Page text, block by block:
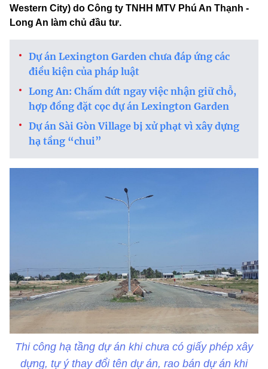
Western City) do Công ty TNHH MTV Phú An Thạnh -
Long An làm chủ đầu tư.
Dự án Lexington Garden chưa đáp ứng các
điều kiện của pháp luật
Long An: Chấm dứt ngay việc nhận giữ chỗ,
hợp đồng đặt cọc dự án Lexington Garden
Dự án Sài Gòn Village bị xử phạt vì xây dựng
hạ tầng “chui”
Thi công hạ tầng dự án khi chưa có giấy phép xây
dựng, tự ý thay đổi tên dự án, rao bán dự án khi